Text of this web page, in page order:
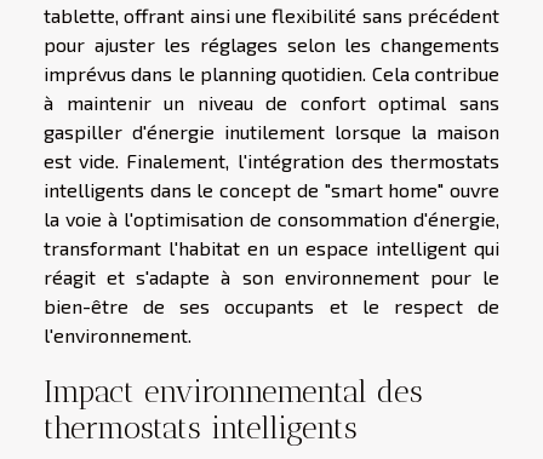
tablette, offrant ainsi une flexibilité sans précédent
pour ajuster les réglages selon les changements
imprévus dans le planning quotidien. Cela contribue
à maintenir un niveau de confort optimal sans
gaspiller d'énergie inutilement lorsque la maison
est vide. Finalement, l'intégration des thermostats
intelligents dans le concept de "smart home" ouvre
la voie à l'optimisation de consommation d'énergie,
transformant l'habitat en un espace intelligent qui
réagit et s'adapte à son environnement pour le
bien-être de ses occupants et le respect de
l'environnement.
Impact environnemental des
thermostats intelligents